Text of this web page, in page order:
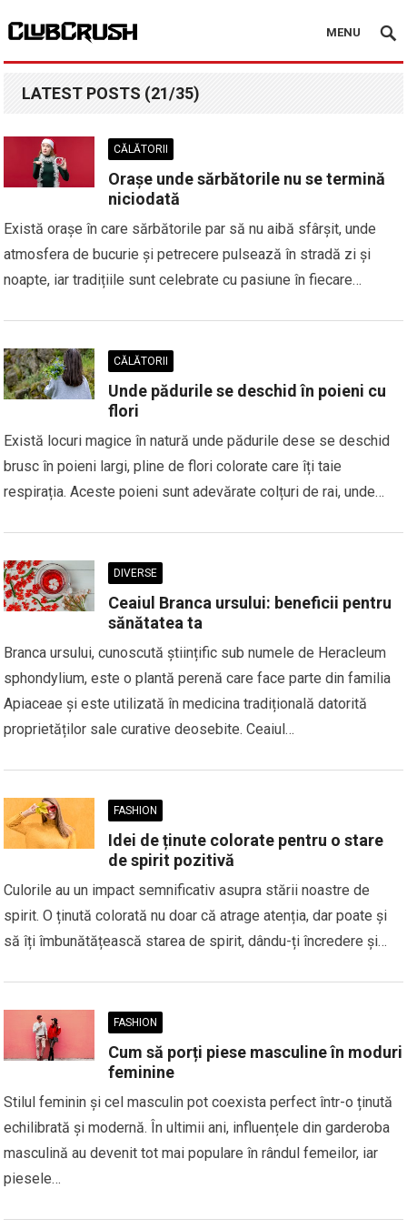
MENU
LATEST POSTS (21/35)
CĂLĂTORII
Orașe unde sărbătorile nu se termină
niciodată
Există orașe în care sărbătorile par să nu aibă sfârșit, unde
atmosfera de bucurie și petrecere pulsează în stradă zi și
noapte, iar tradițiile sunt celebrate cu pasiune în fiecare…
CĂLĂTORII
Unde pădurile se deschid în poieni cu
flori
Există locuri magice în natură unde pădurile dese se deschid
brusc în poieni largi, pline de flori colorate care îți taie
respirația. Aceste poieni sunt adevărate colțuri de rai, unde…
DIVERSE
Ceaiul Branca ursului: beneficii pentru
sănătatea ta
Branca ursului, cunoscută științific sub numele de Heracleum
sphondylium, este o plantă perenă care face parte din familia
Apiaceae și este utilizată în medicina tradițională datorită
proprietăților sale curative deosebite. Ceaiul…
FASHION
Idei de ținute colorate pentru o stare
de spirit pozitivă
Culorile au un impact semnificativ asupra stării noastre de
spirit. O ținută colorată nu doar că atrage atenția, dar poate și
să îți îmbunătățească starea de spirit, dându-ți încredere și…
FASHION
Cum să porți piese masculine în moduri
feminine
Stilul feminin și cel masculin pot coexista perfect într-o ținută
echilibrată și modernă. În ultimii ani, influențele din garderoba
masculină au devenit tot mai populare în rândul femeilor, iar
piesele…